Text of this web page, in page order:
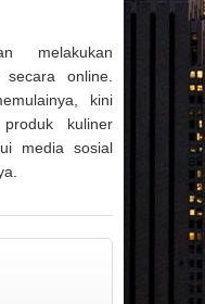
melakukan
online.
kini
kuliner
media sosial